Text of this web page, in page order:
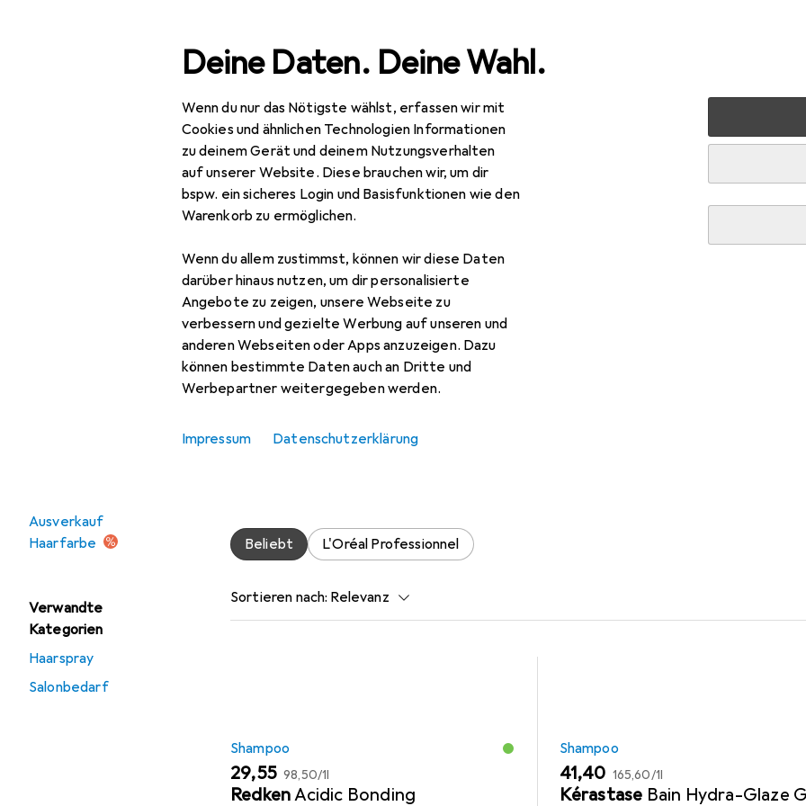
Deine Daten. Deine Wahl.
Wenn du nur das Nötigste wählst, erfassen wir mit
Cookies und ähnlichen Technologien Informationen
zu deinem Gerät und deinem Nutzungsverhalten
auf unserer Website. Diese brauchen wir, um dir
bspw. ein sicheres Login und Basisfunktionen wie den
Warenkorb zu ermöglichen.
Wenn du allem zustimmst, können wir diese Daten
darüber hinaus nutzen, um dir personalisierte
Angebote zu zeigen, unsere Webseite zu
verbessern und gezielte Werbung auf unseren und
anderen Webseiten oder Apps anzuzeigen. Dazu
können bestimmte Daten auch an Dritte und
Werbepartner weitergegeben werden.
Impressum Datenschutzerklärung
Navigation nach Kategorien
Ausverkauf
Haarfarbe
Verwandte
Kategorien
Haarspray
Salonbedarf
Beauty + Gesundheit Haarpflege + Haarstyling Haarstyling L'Oréal Professionnel
INOA No Ammonia
4.0
Zubehör für L'Oréal Professionnel INOA
Color 60g #4.0
Beliebt L'Oréal Professionnel
Sortieren nach: Relevanz
Shampoo
EUR
29,55 EUR
98,50/1l
RedkenAcidic Bonding
Shampoo
EUR
41,40 EUR
165,60/1l
Kérastase Bain Hydra-Glaze